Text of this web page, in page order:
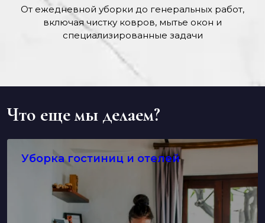
От ежедневной уборки до генеральных работ,
включая чистку ковров, мытье окон и
специализированные задачи
Что еще мы делаем?
Уборка гостиниц и отелей